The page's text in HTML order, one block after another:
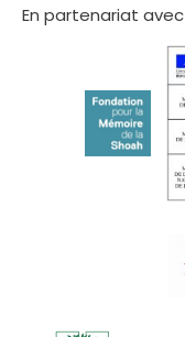
En partenariat avec